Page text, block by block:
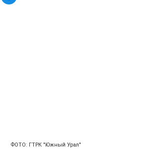
ФОТО: ГТРК "Южный Урал"